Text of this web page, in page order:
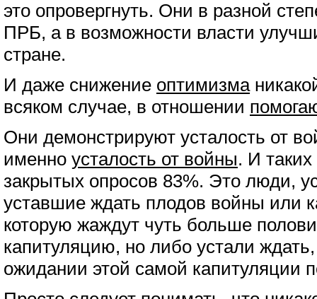
это опровергнуть. Они в разной
ПРБ, а в возможности власти
стране.
И даже снижение оптимизма
всяком случае, в отношении
Они демонстрируют усталость от
именно усталость от войны. И
закрытых опросов 83%. Это люди,
уставшие ждать плодов войны или
которую жаждут чуть больше
капитуляцию, но либо устали
ожидании этой самой капитуляции